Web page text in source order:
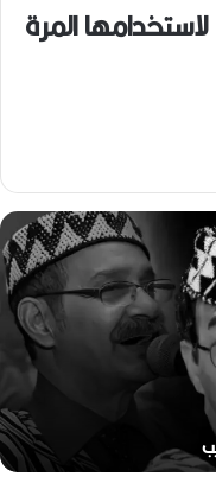
المرة